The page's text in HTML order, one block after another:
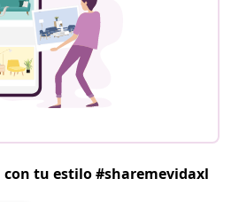
tu estilo #sharemevidaxl